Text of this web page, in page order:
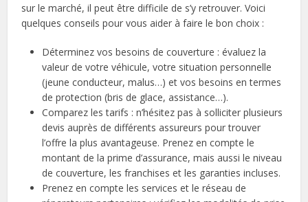
sur le marché, il peut être difficile de s’y retrouver. Voici
quelques conseils pour vous aider à faire le bon choix :
Déterminez vos besoins de couverture : évaluez la
valeur de votre véhicule, votre situation personnelle
(jeune conducteur, malus…) et vos besoins en termes
de protection (bris de glace, assistance…).
Comparez les tarifs : n’hésitez pas à solliciter plusieurs
devis auprès de différents assureurs pour trouver
l’offre la plus avantageuse. Prenez en compte le
montant de la prime d’assurance, mais aussi le niveau
de couverture, les franchises et les garanties incluses.
Prenez en compte les services et le réseau de